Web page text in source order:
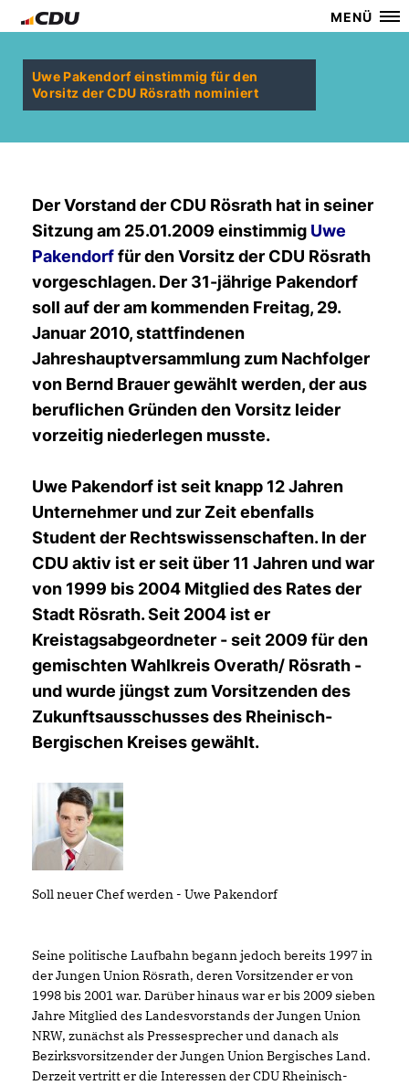
MENÜ
Uwe Pakendorf einstimmig für den
Vorsitz der CDU Rösrath nominiert
Der Vorstand der CDU Rösrath hat in seiner
Sitzung am 25.01.2009 einstimmig Uwe
Pakendorffür den Vorsitz der CDU Rösrath
vorgeschlagen. Der 31-jährige Pakendorf
soll auf der am kommenden Freitag, 29.
Januar 2010, stattfindenen
Jahreshauptversammlung zum Nachfolger
von Bernd Brauer gewählt werden, der aus
beruflichen Gründen den Vorsitz leider
vorzeitig niederlegen musste.
Uwe Pakendorf ist seit knapp 12 Jahren
Unternehmer und zur Zeit ebenfalls
Student der Rechtswissenschaften. In der
CDU aktiv ist er seit über 11 Jahren und war
von 1999 bis 2004 Mitglied des Rates der
Stadt Rösrath. Seit 2004 ist er
Kreistagsabgeordneter - seit 2009 für den
gemischten Wahlkreis Overath/ Rösrath -
und wurde jüngst zum Vorsitzenden des
Zukunftsausschusses des Rheinisch-
Bergischen Kreises gewählt.
Soll neuer Chef werden - Uwe Pakendorf
Seine politische Laufbahn begann jedoch bereits 1997 in
der Jungen Union Rösrath, deren Vorsitzender er von
1998 bis 2001 war. Darüber hinaus war er bis 2009 sieben
Jahre Mitglied des Landesvorstands der Jungen Union
NRW, zunächst als Pressesprecher und danach als
Bezirksvorsitzender der Jungen Union Bergisches Land.
Derzeit vertritt er die Interessen der CDU Rheinisch-